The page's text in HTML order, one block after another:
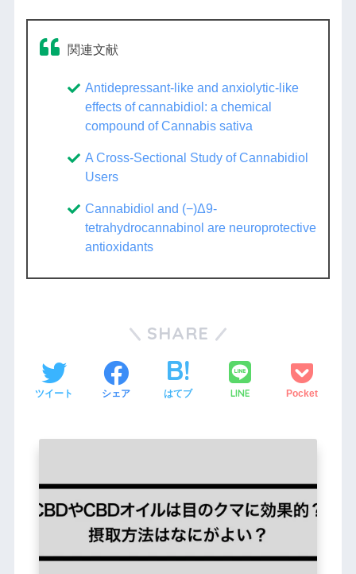
関連文献
Antidepressant-like and anxiolytic-like
effects of cannabidiol: a chemical
compound of Cannabis sativa
A Cross-Sectional Study of Cannabidiol
Users
Cannabidiol and (−)Δ9-
tetrahydrocannabinol are neuroprotective
antioxidants
SHARE
ツイート シェア はてブ LINE Pocket